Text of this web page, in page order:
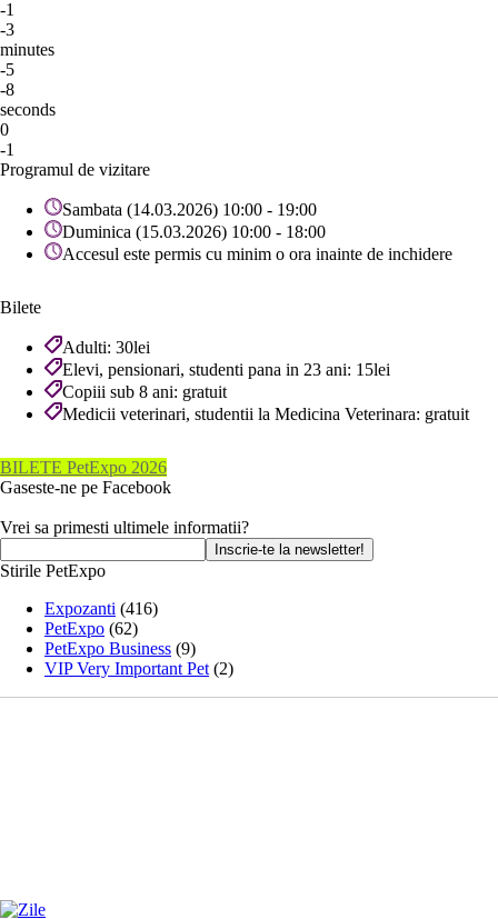
-1
-3
minutes
-5
-8
seconds
0
-1
Programul de vizitare
Sambata (14.03.2026) 10:00 - 19:00
Duminica (15.03.2026) 10:00 - 18:00
Accesul este permis cu minim o ora inainte de inchidere
Bilete
Adulti: 30lei
Elevi, pensionari, studenti pana in 23 ani: 15lei
Copiii sub 8 ani: gratuit
Medicii veterinari, studentii la Medicina Veterinara: gratuit
BILETE PetExpo 2026
Gaseste-ne pe Facebook
Vrei sa primesti ultimele informatii?
Stirile PetExpo
Expozanti (416)
PetExpo (62)
PetExpo Business (9)
VIP Very Important Pet (2)